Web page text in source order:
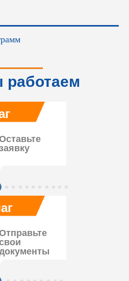
работаем